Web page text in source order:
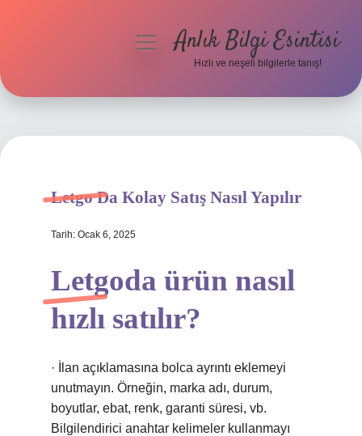
Hakkımızda
menüyüAnlık Bilgi Esintisi
Hızlı ve neşeli bilgilerle tanış!
Letgo Da Kolay Satış Nasıl Yapılır
Tarih: Ocak 6, 2025
Letgoda ürün nasıl
hızlı satılır?
· İlan açıklamasına bolca ayrıntı eklemeyi
unutmayın. Örneğin, marka adı, durum,
boyutlar, ebat, renk, garanti süresi, vb.
Bilgilendirici anahtar kelimeler kullanmayı